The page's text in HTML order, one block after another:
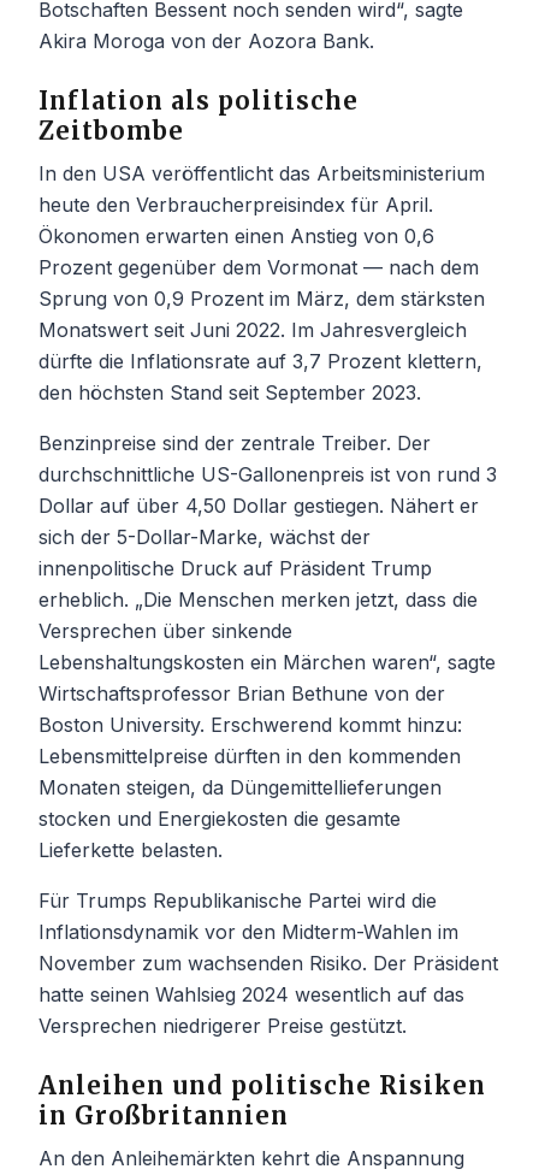
Botschaften Bessent noch senden wird“, sagte
Akira Moroga von der Aozora Bank.
Inflation als politische
Zeitbombe
In den USA veröffentlicht das Arbeitsministerium
heute den Verbraucherpreisindex für April.
Ökonomen erwarten einen Anstieg von 0,6
Prozent gegenüber dem Vormonat — nach dem
Sprung von 0,9 Prozent im März, dem stärksten
Monatswert seit Juni 2022. Im Jahresvergleich
dürfte die Inflationsrate auf 3,7 Prozent klettern,
den höchsten Stand seit September 2023.
Benzinpreise sind der zentrale Treiber. Der
durchschnittliche US-Gallonenpreis ist von rund 3
Dollar auf über 4,50 Dollar gestiegen. Nähert er
sich der 5-Dollar-Marke, wächst der
innenpolitische Druck auf Präsident Trump
erheblich. „Die Menschen merken jetzt, dass die
Versprechen über sinkende
Lebenshaltungskosten ein Märchen waren“, sagte
Wirtschaftsprofessor Brian Bethune von der
Boston University. Erschwerend kommt hinzu:
Lebensmittelpreise dürften in den kommenden
Monaten steigen, da Düngemittellieferungen
stocken und Energiekosten die gesamte
Lieferkette belasten.
Für Trumps Republikanische Partei wird die
Inflationsdynamik vor den Midterm-Wahlen im
November zum wachsenden Risiko. Der Präsident
hatte seinen Wahlsieg 2024 wesentlich auf das
Versprechen niedrigerer Preise gestützt.
Anleihen und politische Risiken
in Großbritannien
An den Anleihemärkten kehrt die Anspannung